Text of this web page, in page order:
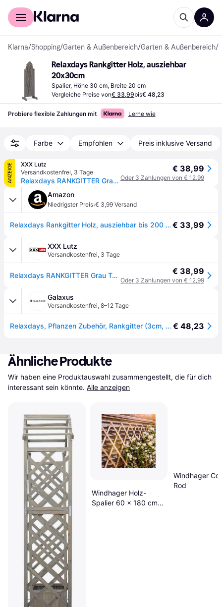
Für Shopper
Klarna/Shopping/Garten & Außenbereich/Garten & Außenbereich/
Relaxdays Rankgitter Holz, ausziehbar
20x30cm
Spalier, Höhe 30 cm, Breite 20 cm
Vergleiche Preise von€ 33,99bis€ 48,23
Probiere flexible Zahlungen mit Lerne wie
Farbe Empfohlen Preis inklusive Versand
ANZEIGE
XXX Lutz
Versandkostenfrei, 3 Tage
Relaxdays RANKGITTER Grau Tannenholz ausziehbar 98 cm Grau
€ 38,99
Oder 3 Zahlungen von € 12,99
Amazon
Niedrigster Preis·€ 3,99 Versand
Relaxdays Rankgitter Holz, ausziehbar bis 200 cm, Rankhilfe Kletterpflanzen, freistehend, Garten, Balkon, Terrasse, grau€ 33,99
XXX Lutz
Versandkostenfrei, 3 Tage
Relaxdays RANKGITTER Grau Tannenholz ausziehbar 98 cm Grau € 38,99
Oder 3 Zahlungen von € 12,99
Galaxus
Versandkostenfrei, 8–12 Tage
Relaxdays, Pflanzen Zubehör, Rankgitter (3cm, 20cm) € 48,23
Ähnliche Produkte
Wir haben eine Produktauswahl zusammengestellt, die für dich
interessant sein könnte. Alle anzeigen
Windhager Holz-
Spalier 60 x 180 cm
Windhager
Rod